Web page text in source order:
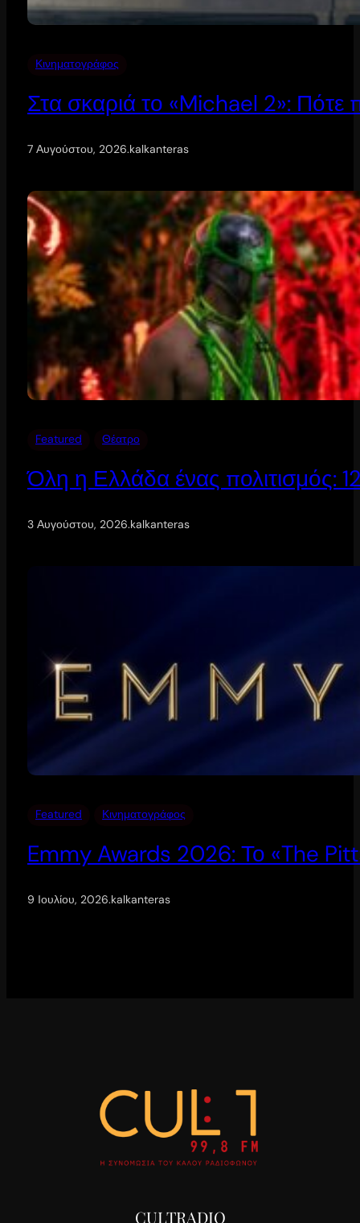
Κινηματογράφος
Στα σκαριά το «Michael 2»: Πότε
7 Αυγούστου, 2026.kalkanteras
Featured Θέατρο
Όλη η Ελλάδα ένας πολιτισμός:
3 Αυγούστου, 2026.kalkanteras
Featured Κινηματογράφος
Emmy Awards 2026: Το «The
9 Ιουλίου, 2026.kalkanteras
CULTRADIO